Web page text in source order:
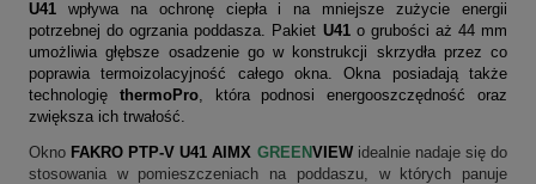
U41 wpływa na ochronę ciepła i na mniejsze zużycie energii
potrzebnej do ogrzania poddasza. Pakiet U41o grubości aż 44 mm
umożliwia głębsze osadzenie go w konstrukcji skrzydła przez co
poprawia termoizolacyjność całego okna. Okna posiadają także
technologię thermoPro, która podnosi energooszczędność oraz
zwiększa ich trwałość.
Okno FAKRO PTP-V U41 AIMX GREENVIEW idealnie nadaje się do
stosowania w pomieszczeniach na poddaszu, w których panuje